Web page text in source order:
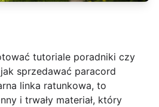
tutoriale poradniki czy
sprzedawać paracord
linka ratunkowa, to
i trwały materiał, który